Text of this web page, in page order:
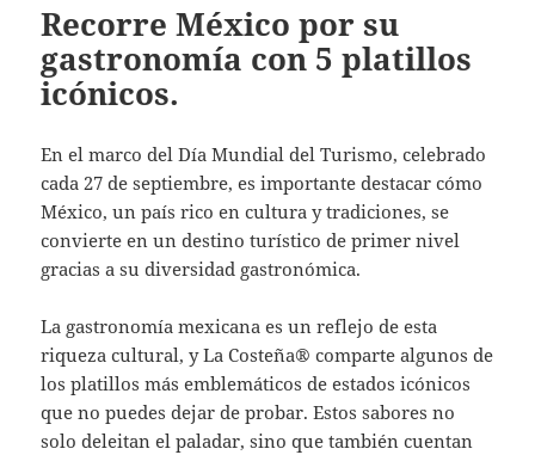
Recorre México por su
gastronomía con 5 platillos
icónicos.
En el marco del Día Mundial del Turismo, celebrado
cada 27 de septiembre, es importante destacar cómo
México, un país rico en cultura y tradiciones, se
convierte en un destino turístico de primer nivel
gracias a su diversidad gastronómica.
La gastronomía mexicana es un reflejo de esta
riqueza cultural, y La Costeña® comparte algunos de
los platillos más emblemáticos de estados icónicos
que no puedes dejar de probar. Estos sabores no
solo deleitan el paladar, sino que también cuentan